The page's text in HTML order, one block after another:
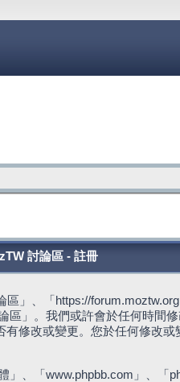
討論區 - 註冊
」、「https://
」。我們或許會於任何時間
修改或變更。您於任何修改
、「www.phpbb.com」、「